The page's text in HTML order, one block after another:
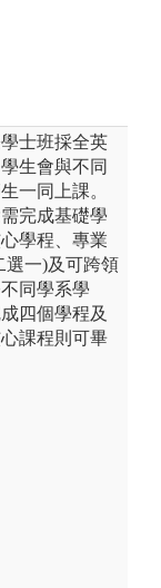
士班採全英
生會與不同
一同上課。
完成基礎學
學程、專業
選一)及可跨領
同學系學
四個學程及
課程則可畢